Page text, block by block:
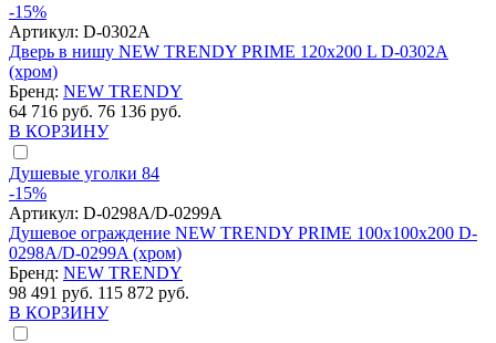
-15%
Артикул: D-0302A
Дверь в нишу NEW TRENDY PRIME 120x200 L D-0302A
(хром)
Бренд: NEW TRENDY
64 716 руб. 76 136 руб.
В КОРЗИНУ
Душевые уголки 84
-15%
Артикул: D-0298A/D-0299A
Душевое ограждение NEW TRENDY PRIME 100x100x200 D-
0298A/D-0299A (хром)
Бренд: NEW TRENDY
98 491 руб. 115 872 руб.
В КОРЗИНУ